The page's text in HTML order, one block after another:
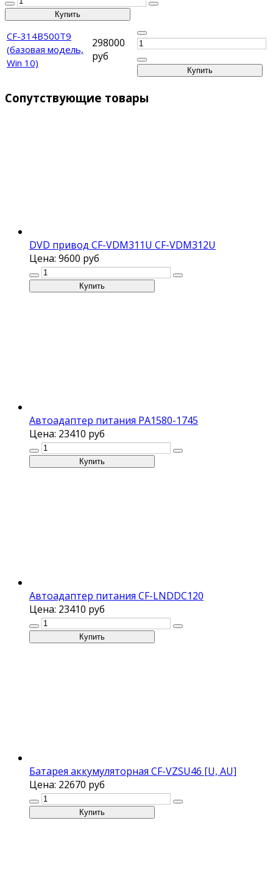
CF-314B500T9
(базовая модель,
Win 10)
298000
руб
Сопутствующие товары
DVD привод CF-VDM311U CF-VDM312U
Цена: 9600 руб
Автоадаптер питания PA1580-1745
Цена: 23410 руб
Автоадаптер питания CF-LNDDC120
Цена: 23410 руб
Батарея аккумуляторная CF-VZSU46 [U, AU]
Цена: 22670 руб